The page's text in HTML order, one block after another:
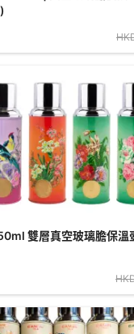
雙層真空玻璃膽保溫